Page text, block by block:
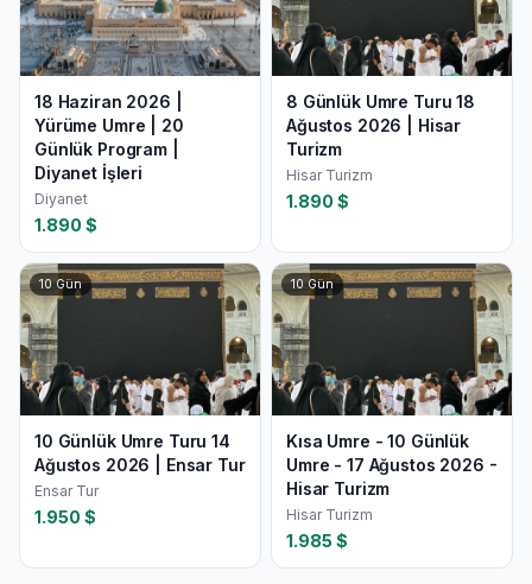
18 Haziran 2026 |
Yürüme Umre | 20
Günlük Program |
Diyanet İşleri
Diyanet
1.890 $
8 Günlük Umre Turu 18
Ağustos 2026 | Hisar
Turizm
Hisar Turizm
1.890 $
10Gün
10 Günlük Umre Turu 14
Ağustos 2026 | Ensar Tur
Ensar Tur
1.950 $
10Gün
Kısa Umre - 10 Günlük
Umre - 17 Ağustos 2026 -
Hisar Turizm
Hisar Turizm
1.985 $